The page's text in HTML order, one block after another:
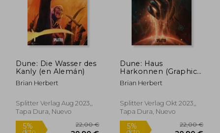
Dune: Die Wasser des
Kanly (en Alemán)
Brian Herbert
Splitter Verlag Aug 2023,,
Tapa Dura, Nuevo
Dune: Haus
Harkonnen (Graphic
Novel). Band 1 (en
Alemán)
Brian Herbert
Splitter Verlag Okt 2023,,
Tapa Dura, Nuevo